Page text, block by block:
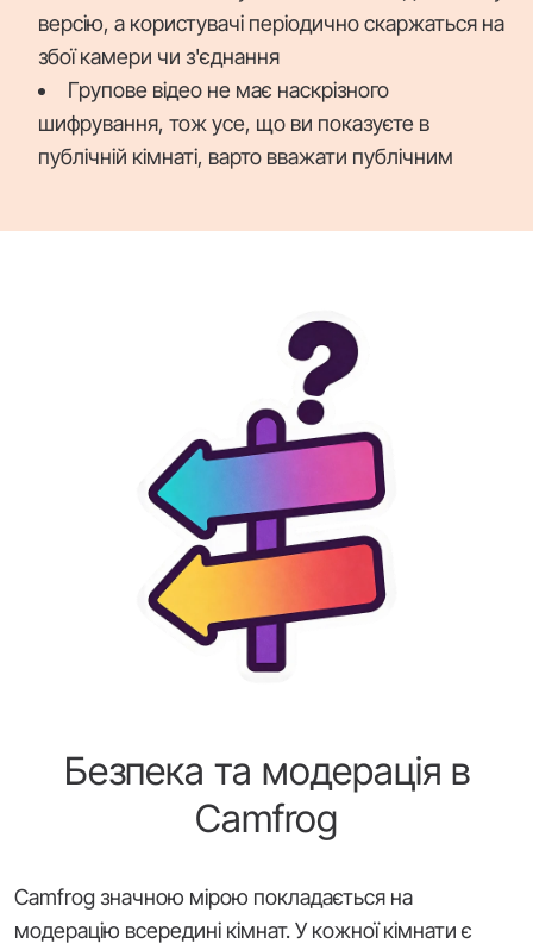
версію, а користувачі періодично скаржаться на
збої камери чи з'єднання
Групове відео не має наскрізного
шифрування, тож усе, що ви показуєте в
публічній кімнаті, варто вважати публічним
Безпека та модерація в
Camfrog
Camfrog значною мірою покладається на
модерацію всередині кімнат. У кожної кімнати є